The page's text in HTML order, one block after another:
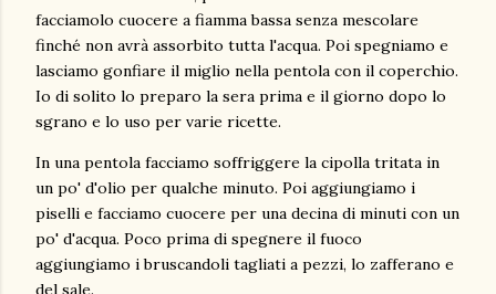
facciamolo cuocere a fiamma bassa senza mescolare
finché non avrà assorbito tutta l'acqua. Poi spegniamo e
lasciamo gonfiare il miglio nella pentola con il coperchio.
Io di solito lo preparo la sera prima e il giorno dopo lo
sgrano e lo uso per varie ricette.
In una pentola facciamo soffriggere la cipolla tritata in
un po' d'olio per qualche minuto. Poi aggiungiamo i
piselli e facciamo cuocere per una decina di minuti con un
po' d'acqua. Poco prima di spegnere il fuoco
aggiungiamo i bruscandoli tagliati a pezzi, lo zafferano e
del sale.